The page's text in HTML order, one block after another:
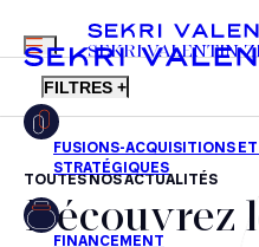
FR EN
MENU
SEKRI VALENTIN
FILTRES +
Fusions-acquisitions et
TOUTES NOS ACTUALITÉS
Découvrez